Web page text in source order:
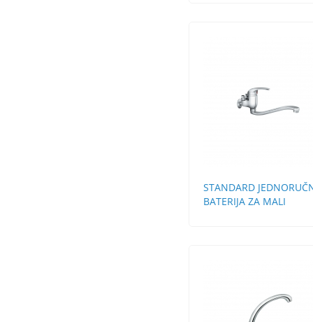
STANDARD
BATERIJA ZA MALI